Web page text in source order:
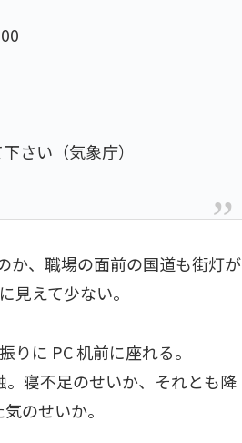
さい（気象庁）
か、職場の面前の国道も街灯が
見えて少ない。
に PC 机前に座れる。
寝不足のせいか、それとも降
のせいか。